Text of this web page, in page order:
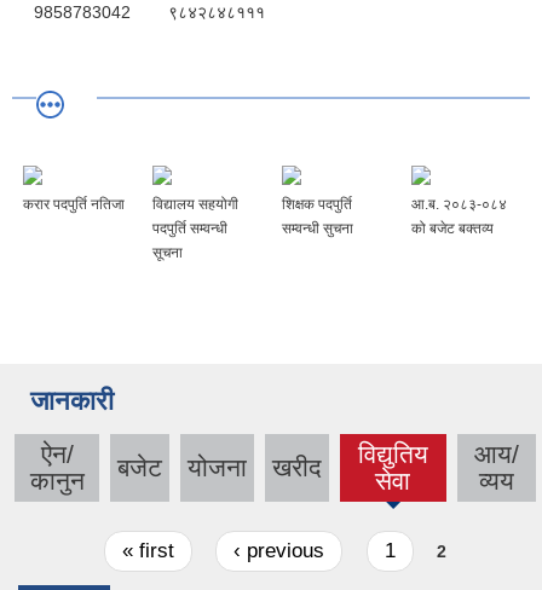
9858783042 ९८४२८४८१११
करार पदपुर्ति नतिजा
विद्यालय सहयोगी
पदपुर्ति सम्वन्धी
सूचना
शिक्षक पदपुर्ति
सम्वन्धी सुचना
आ.ब. २०८३-०८४
को बजेट बक्तव्य
जानकारी
ऐन/
कानुन
बजेट योजना खरीद
विद्युतिय
सेवा
(active
tab)
आय/
व्यय
Pages « first ‹ previous 1 2